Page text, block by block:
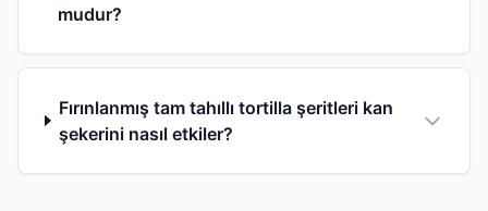
mudur?
Fırınlanmış tam tahıllı tortilla şeritleri kan
şekerini nasıl etkiler?